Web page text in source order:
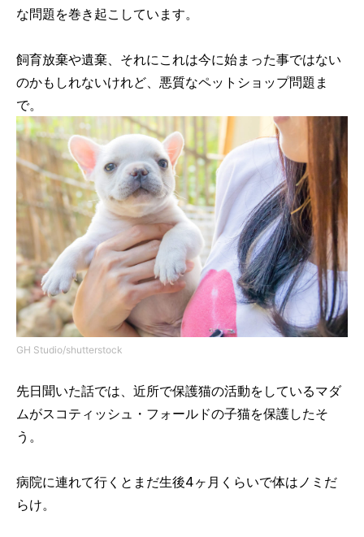
な問題を巻き起こしています。
飼育放棄や遺棄、それにこれは今に始まった事ではない
のかもしれないけれど、悪質なペットショップ問題ま
で。
GH Studio/shutterstock
先日聞いた話では、近所で保護猫の活動をしているマダ
ムがスコティッシュ・フォールドの子猫を保護したそ
う。
病院に連れて行くとまだ生後4ヶ月くらいで体はノミだ
らけ。